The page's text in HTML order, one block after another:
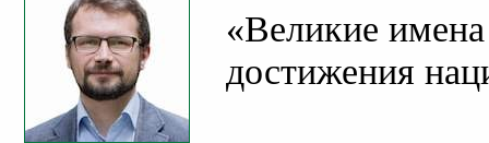
«Великие
достижения